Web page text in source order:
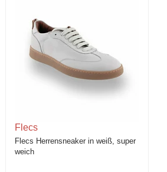
Flecs
Flecs Herrensneaker in weiß, super
weich